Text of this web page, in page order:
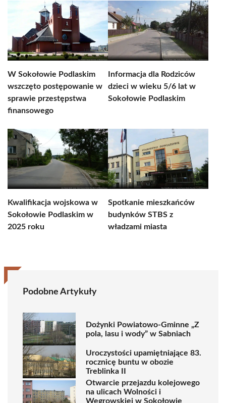
W Sokołowie Podlaskim
wszczęto postępowanie w
sprawie przestępstwa
finansowego
Informacja dla Rodziców
dzieci w wieku 5/6 lat w
Sokołowie Podlaskim
Kwalifikacja wojskowa w
Sokołowie Podlaskim w
2025 roku
Spotkanie mieszkańców
budynków STBS z
władzami miasta
Podobne Artykuły
Dożynki Powiatowo-Gminne „Z
pola, lasu i wody” w Sabniach
Uroczystości upamiętniające 83.
rocznicę buntu w obozie
Treblinka II
Otwarcie przejazdu kolejowego
na ulicach Wolności i
Węgrowskiej w Sokołowie